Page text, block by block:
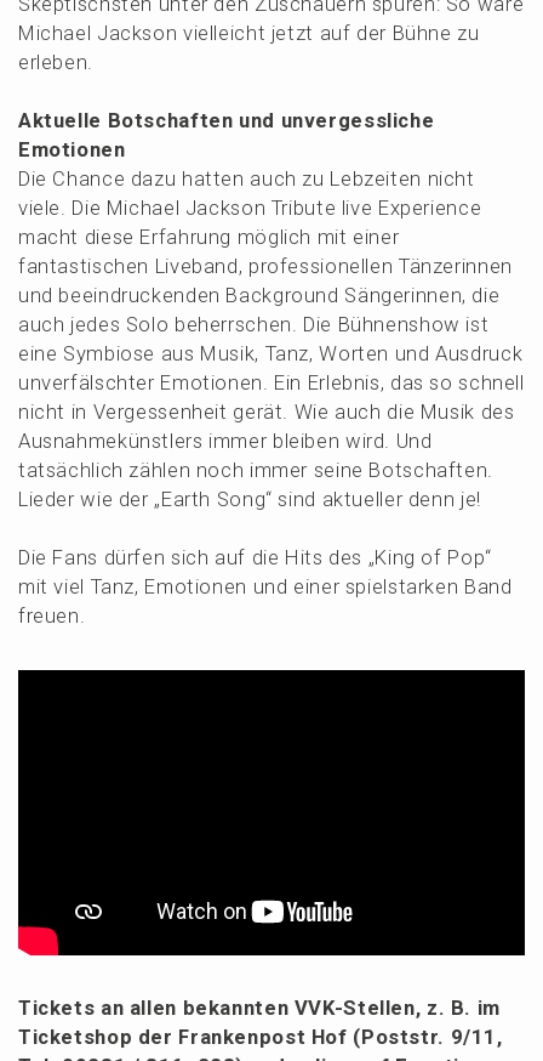
Micha­el Jackson vielleicht jetzt auf der Bühne zu
erleben.
Aktuel­le Botschaf­ten und unver­gess­li­che
Emotionen
Die Chance dazu hatten auch zu Lebzei­ten nicht
viele. Die Micha­el Jackson Tribu­te live Experi­ence
macht diese Erfah­rung möglich mit einer
fantas­ti­schen Liveband, profes­sio­nel­len Tänze­rin­nen
und beein­dru­cken­den Background Sänge­rin­nen, die
auch jedes Solo beherr­schen. Die Bühnen­show ist
eine Symbio­se aus Musik, Tanz, Worten und Ausdruck
unver­fälsch­ter Emotio­nen. Ein Erleb­nis, das so schnell
nicht in Verges­sen­heit gerät. Wie auch die Musik des
Ausnah­me­künst­lers immer bleiben wird. Und
tatsäch­lich zählen noch immer seine Botschaf­ten.
Lieder wie der „Earth Song“ sind aktuel­ler denn je!
Die Fans dürfen sich auf die Hits des „King of Pop“
mit viel Tanz, Emotio­nen und einer spiel­star­ken Band
freuen.
Tickets an allen bekann­ten VVK-Stellen, z. B. im
Ticket­shop der Franken­post Hof (Poststr. 9/11,